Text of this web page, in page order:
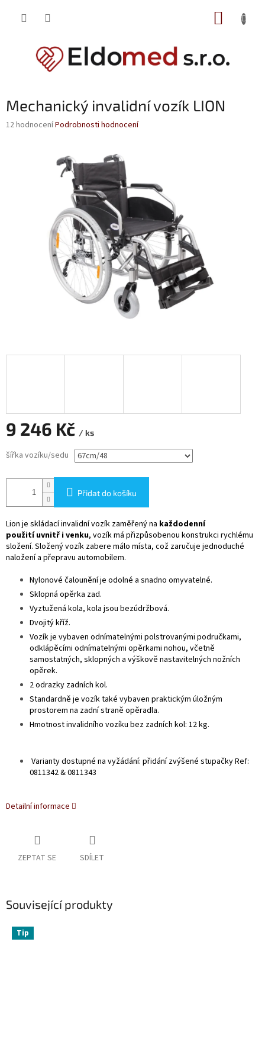
Mechanický invalidní vozík LION
Průměrné
12 hodnoceníPodrobnosti hodnocení
9 246 Kč / ks
cena:
šířka vozíku/sedu
Přidat do košíku
Lion je skládací invalidní vozík zaměřený na každodenní
použití uvnitř i venku, vozík má přizpůsobenou konstrukci rychlému
složení. Složený vozík zabere málo místa, což zaručuje jednoduché
naložení a přepravu automobilem.
Nylonové čalounění je odolné a snadno omyvatelné.
Sklopná opěrka zad.
Vyztužená kola, kola jsou bezúdržbová.
Dvojitý kříž.
Vozík je vybaven odnímatelnými polstrovanými područkami,
odklápěcími odnímatelnými opěrkami nohou, včetně
samostatných, sklopných a výškově nastavitelných nožních
opěrek.
2 odrazky zadních kol.
Standardně je vozík také vybaven praktickým úložným
prostorem na zadní straně opěradla.
Hmotnost invalidního vozíku bez zadních kol: 12 kg.
Varianty dostupné na vyžádání: přidání zvýšené stupačky Ref:
0811342 & 0811343
Detailní informace
ZEPTAT SE SDÍLET
Související produkty
Tip